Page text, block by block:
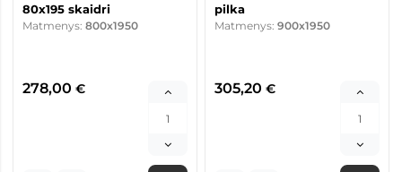
80x195 skaidri
Matmenys: 800x1950
278,00 €
pilka
Matmenys: 900x1950
305,20 €